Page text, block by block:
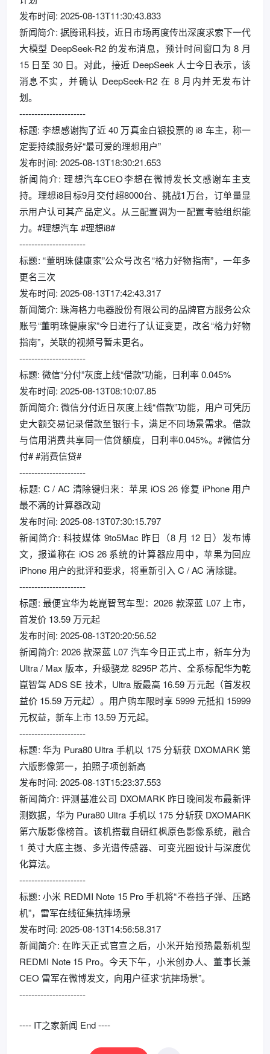
发布时间: 2025-08-13T11:30:43.833
新闻简介: 据腾讯科技，近日市场再度传出深度求索下一代
大模型 DeepSeek-R2 的发布消息，预计时间窗口为 8 月
15 日至 30 日。对此，接近 DeepSeek 人士今日表示，该
消息不实，并确认 DeepSeek-R2 在 8 月内并无发布计
划。
----------------------
标题: 李想感谢掏了近 40 万真金白银投票的 i8 车主，称一
定要持续服务好“最可爱的理想用户”
发布时间: 2025-08-13T18:30:21.653
新闻简介: 理想汽车CEO李想在微博发长文感谢车主支
持。理想i8目标9月交付超8000台、挑战1万台，订单量显
示用户认可其产品定义。从三配置调为一配置考验组织能
力。#理想汽车 #理想i8#
----------------------
标题: “董明珠健康家”公众号改名“格力好物指南”，一年多
更名三次
发布时间: 2025-08-13T17:42:43.317
新闻简介: 珠海格力电器股份有限公司的品牌官方服务公众
账号“董明珠健康家”今日进行了认证变更，改名“格力好物
指南”，关联的视频号暂未更名。
----------------------
标题: 微信“分付”灰度上线“借款”功能，日利率 0.045%
发布时间: 2025-08-13T08:10:07.85
新闻简介: 微信分付近日灰度上线“借款”功能，用户可凭历
史大额交易记录借款至银行卡，满足不同场景需求。借款
与信用消费共享同一信贷额度，日利率0.045%。#微信分
付# #消费信贷#
----------------------
标题: C / AC 清除键归来：苹果 iOS 26 修复 iPhone 用户
最不满的计算器改动
发布时间: 2025-08-13T07:30:15.797
新闻简介: 科技媒体 9to5Mac 昨日（8 月 12 日）发布博
文，报道称在 iOS 26 系统的计算器应用中，苹果为回应
iPhone 用户的批评和要求，将重新引入 C / AC 清除键。
----------------------
标题: 最便宜华为乾崑智驾车型：2026 款深蓝 L07 上市，
首发价 13.59 万元起
发布时间: 2025-08-13T20:20:56.52
新闻简介: 2026 款深蓝 L07 汽车今日正式上市，新车分为
Ultra / Max 版本，升级骁龙 8295P 芯片、全系标配华为乾
崑智驾 ADS SE 技术，Ultra 版最高 16.59 万元起（首发权
益价 15.59 万元起）。用户购车限时享 5999 元抵扣 15999
元权益，新车上市 13.59 万元起。
----------------------
标题: 华为 Pura80 Ultra 手机以 175 分斩获 DXOMARK 第
六版影像第一，拍照子项创新高
发布时间: 2025-08-13T15:23:37.553
新闻简介: 评测基准公司 DXOMARK 昨日晚间发布最新评
测数据，华为 Pura80 Ultra 手机以 175 分斩获 DXOMARK
第六版影像榜首。该机搭载自研红枫原色影像系统，融合
1 英寸大底主摄、多光谱传感器、可变光圈设计与深度优
化算法。
----------------------
标题: 小米 REDMI Note 15 Pro 手机将“不卷挡子弹、压路
机”，雷军在线征集抗摔场景
发布时间: 2025-08-13T14:56:58.317
新闻简介: 在昨天正式官宣之后，小米开始预热最新机型
REDMI Note 15 Pro。今天下午，小米创办人、董事长兼
CEO 雷军在微博发文，向用户征求“抗摔场景”。
----------------------
---- IT之家新闻 End ----